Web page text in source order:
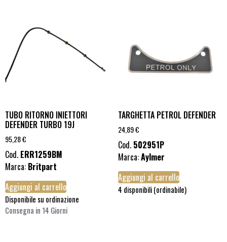
TUBO RITORNO INIETTORI
DEFENDER TURBO 19J
95,28€
Cod. ERR1259BM
Marca: Britpart
Aggiungi al carrello
Disponibile su ordinazione
Consegna in 14 Giorni
TARGHETTA PETROL DEFENDER
24,89€
Cod. 502951P
Marca:Aylmer
Aggiungi al carrello
4 disponibili (ordinabile)